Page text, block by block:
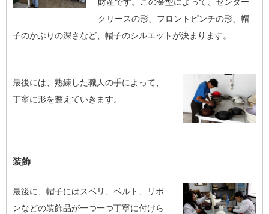
クリースの形、フロントピンチの形、帽
子のかぶりの深さなど、帽子のシルエットが決まります。
最後には、熟練した職人の手によって、
丁寧に形を整えていきます。
装飾
最後に、帽子にはスベリ、ベルト、リボ
ンなどの装飾品が一つ一つ丁寧に付けら